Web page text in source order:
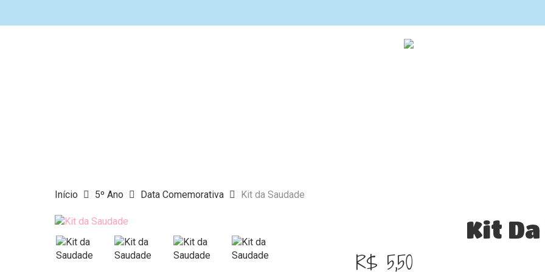
Início 5º Ano Data Comemorativa Kit da Saudade
Kit
R$ 5,50